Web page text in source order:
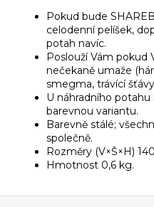
Pokud bude
celodenní pelíšek,
potah navíc.
Poslouží Vám pokud
nečekaně umaže
smegma, trávící
U náhradního
barevnou variantu.
Barevně stálé;
společně.
Rozměry (V×Š×H)
Hmotnost 0,6 kg.